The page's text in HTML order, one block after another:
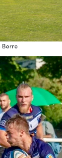
Berre